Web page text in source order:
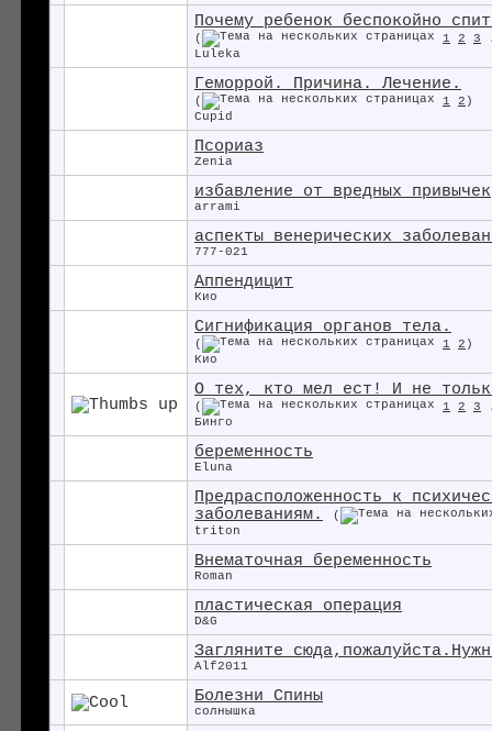
Почему ребенок беспокойно
( 1 2 3
Luleka
Геморрой. Причина. Лечение.
( 1 2 )
Cupid
Псориаз
Zenia
избавление от вредных привычек
arrami
аспекты венерических
777-021
Аппендицит
Кио
Сигнификация органов тела.
( 1 2 )
Кио
О тех, кто мел ест! И не
( 1 2 3
Бинго
беременность
Eluna
Предрасположенность к
заболеваниям.
(
triton
Внематочная беременность
Roman
пластическая операция
D&G
Загляните
Alf2011
Болезни Спины
солнышка